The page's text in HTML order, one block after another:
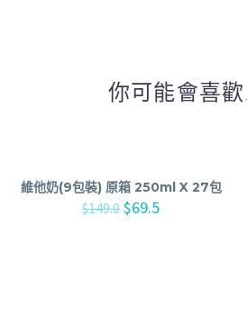
你可能會喜歡...
維他奶(9包裝) 原箱 250ml X 27包
$149.0 $69.5